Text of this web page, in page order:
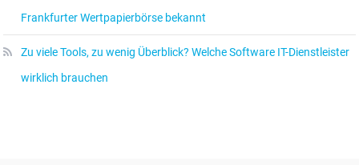
Frankfurter Wertpapierbörse bekannt
Zu viele Tools, zu wenig Überblick? Welche Software IT-Dienstleister
wirklich brauchen